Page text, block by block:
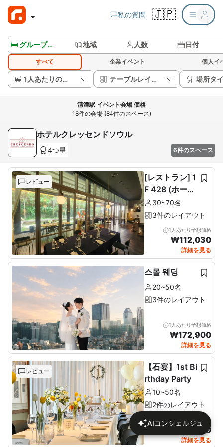
私の質問 🇯🇵
🛏️ グループルームを見る 地域 人数 日付
すべて 企業イベント 個人イ
1人あたりの価格 テーブルレイアウト 場所タ
清潭駅 イベント会場 価格
18件の会場 (84件のスペース)
ホテルクレッセンドソウル
4つ星 6件のスペース
レビュー
[レストラン] 1
F 428 (ホール
60席+ルーム1
0席)
30~70名
3件のレイアウト
1人あたり予想価格
₩112,030
詳細を見る
스몰 웨딩
20~50名
3件のレイアウト
1人あたり予想価格
₩172,900
詳細を見る
レビュー
【石宴】1st Bi
rthday Party
10~50名
2件のレイアウト
1人あたり予想価格
137,680
詳細を見る
AIコンシェルジュ